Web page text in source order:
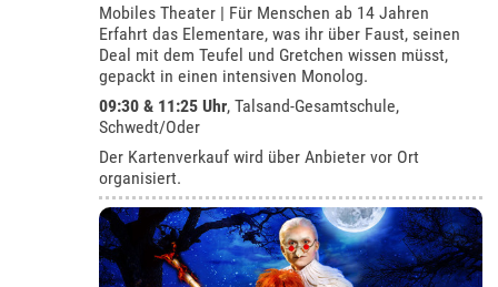
Mobiles Theater | Für Menschen ab 14 Jahren
Erfahrt das Elementare, was ihr über Faust, seinen
Deal mit dem Teufel und Gretchen wissen müsst,
gepackt in einen intensiven Monolog.
09:30 & 11:25 Uhr,Talsand-Gesamtschule,
Schwedt/Oder
Der Kartenverkauf wird über Anbieter vor Ort
organisiert.